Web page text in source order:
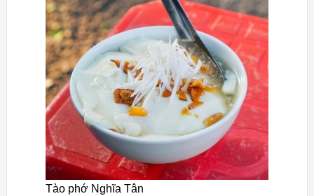
Tào phớ Nghĩa Tân